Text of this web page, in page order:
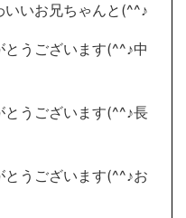
いお兄ちゃんと(^^♪
うございます(^^♪中
とうございます(^^♪長
うございます(^^♪お